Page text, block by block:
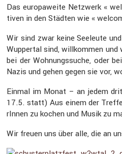
Das europa­weite Netzwerk «
tiven in den Städten wie «
Wir sind zwar keine Seeleute
Wuppertal sind, willkommen
bei der Wohnungs­suche, oder
Nazis und gehen gegen sie vor,
Einmal im Monat – an jedem
17.5. statt) Aus einem der
rInnen zu kochen und Musik zu
Wir freuen uns über alle, die an